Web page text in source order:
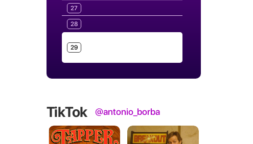
27
28
29
TikTok @antonio_borba